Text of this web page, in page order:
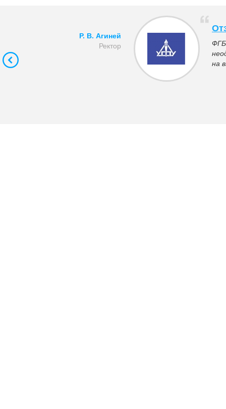
Р. В. Агиней
Ректор
на